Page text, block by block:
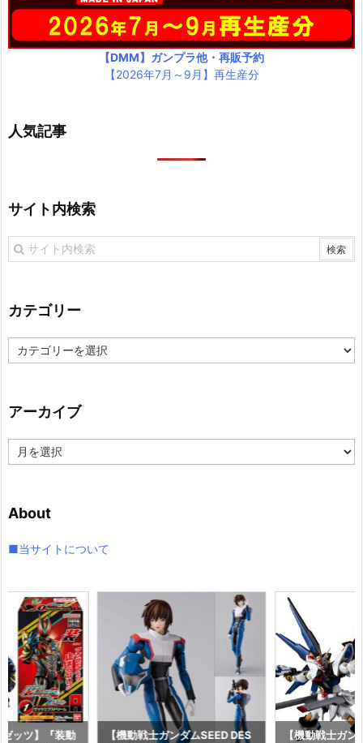
【DMM】ガンプラ他・再販予約
【2026年7月～9月】再生産分
人気記事
サイト内検索
カテゴリー
テ
ー
アーカイブ
ー
ブ
About
■当サイトについて
ッツ】『装動
【機動戦士ガンダムSEED DES
【機動戦士ガン